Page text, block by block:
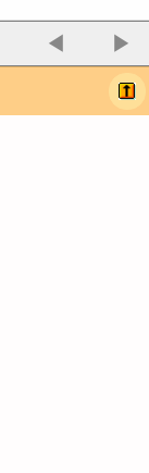
◀ ▶